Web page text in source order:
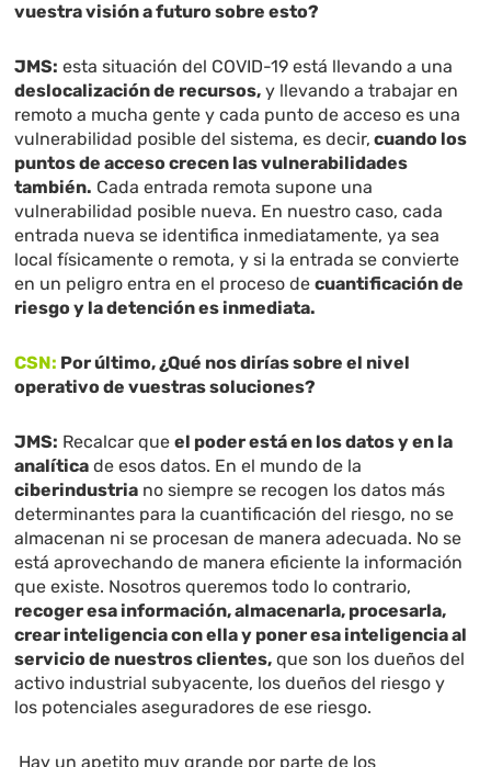
vuestra visión a futuro sobre esto?
JMS: esta situación del COVID-19 está llevando a una
deslocalización de recursos, y llevando a trabajar en
remoto a mucha gente y cada punto de acceso es una
vulnerabilidad posible del sistema, es decir, cuando los
puntos de acceso crecen las vulnerabilidades
también. Cada entrada remota supone una
vulnerabilidad posible nueva. En nuestro caso, cada
entrada nueva se identifica inmediatamente, ya sea
local físicamente o remota, y si la entrada se convierte
en un peligro entra en el proceso decuantificación de
riesgo y la detención es inmediata.
CSN: Por último, ¿Qué nos dirías sobre el nivel
operativo de vuestras soluciones?
JMS: Recalcar queel poder está en los datos y en la
analítica de esos datos. En el mundo de la
ciberindustria no siempre se recogen los datos más
determinantes para la cuantificación del riesgo, no se
almacenan ni se procesan de manera adecuada. No se
está aprovechando de manera eficiente la información
que existe. Nosotros queremos todo lo contrario,
recoger esa información, almacenarla, procesarla,
crear inteligencia con ella y poner esa inteligencia al
servicio de nuestros clientes, que son los dueños del
activo industrial subyacente, los dueños del riesgo y
los potenciales aseguradores de ese riesgo.
Hay un apetito muy grande por parte de los